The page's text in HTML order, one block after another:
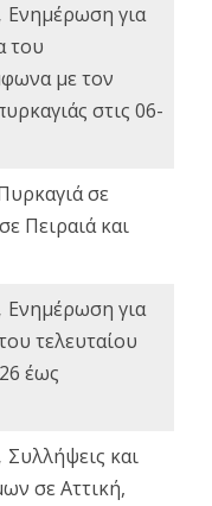
Ενημέρωση για
του
με τον
στις 06-
σε
Πειραιά και
Ενημέρωση για
τελευταίου
έως
Συλλήψεις και
σε Αττική,